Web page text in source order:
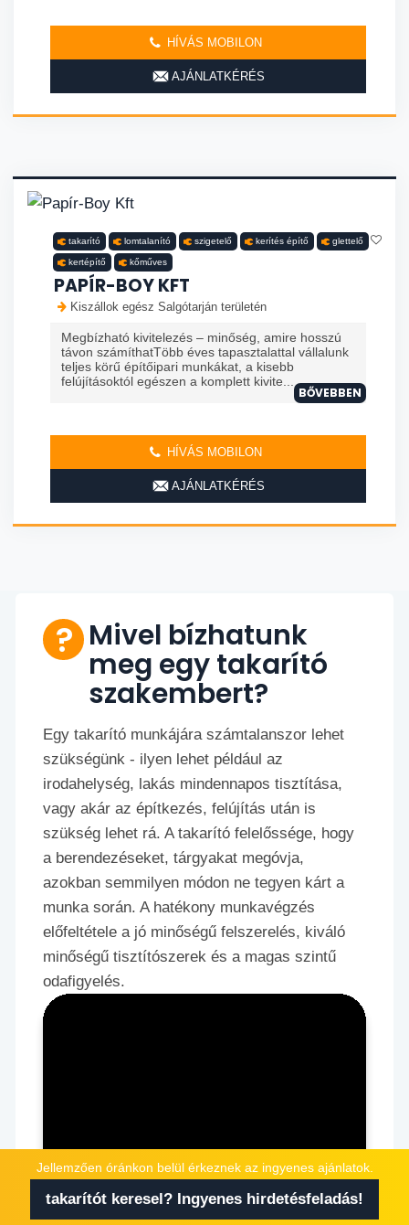
HÍVÁS MOBILON
AJÁNLATKÉRÉS
takarító lomtalanító szigetelő kerítés építő glettelő
kertépítő kőműves
PAPÍR-BOY KFT
Kiszállok egész Salgótarján területén
Megbízható kivitelezés – minőség, amire hosszú
távon számíthatTöbb éves tapasztalattal vállalunk
teljes körű építőipari munkákat, a kisebb
felújításoktól egészen a komplett kivite...
BŐVEBBEN
HÍVÁS MOBILON
AJÁNLATKÉRÉS
Mivel bízhatunk
meg egy takarító
szakembert?
Egy takarító munkájára számtalanszor lehet
szükségünk - ilyen lehet például az
irodahelység, lakás mindennapos tisztítása,
vagy akár az építkezés, felújítás után is
szükség lehet rá. A takarító felelőssége, hogy
a berendezéseket, tárgyakat megóvja,
azokban semmilyen módon ne tegyen kárt a
munka során. A hatékony munkavégzés
előfeltétele a jó minőségű felszerelés, kiváló
minőségű tisztítószerek és a magas szintű
odafigyelés.
Jellemzően óránkon belül érkeznek az ingyenes ajánlatok.
takarítót keresel? Ingyenes hirdetésfeladás!